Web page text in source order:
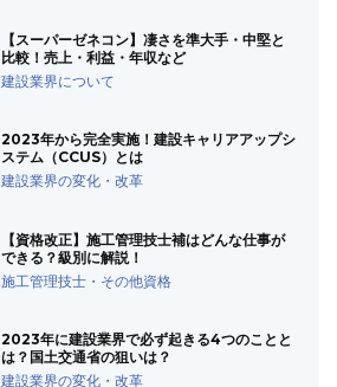
【スーパーゼネコン】凄さを準大手・中堅と
比較！売上・利益・年収など
建設業界について
2023年から完全実施！建設キャリアアップシ
ステム（CCUS）とは
建設業界の変化・改革
【資格改正】施工管理技士補はどんな仕事が
できる？級別に解説！
施工管理技士・その他資格
2023年に建設業界で必ず起きる4つのことと
は？国土交通省の狙いは？
建設業界の変化・改革